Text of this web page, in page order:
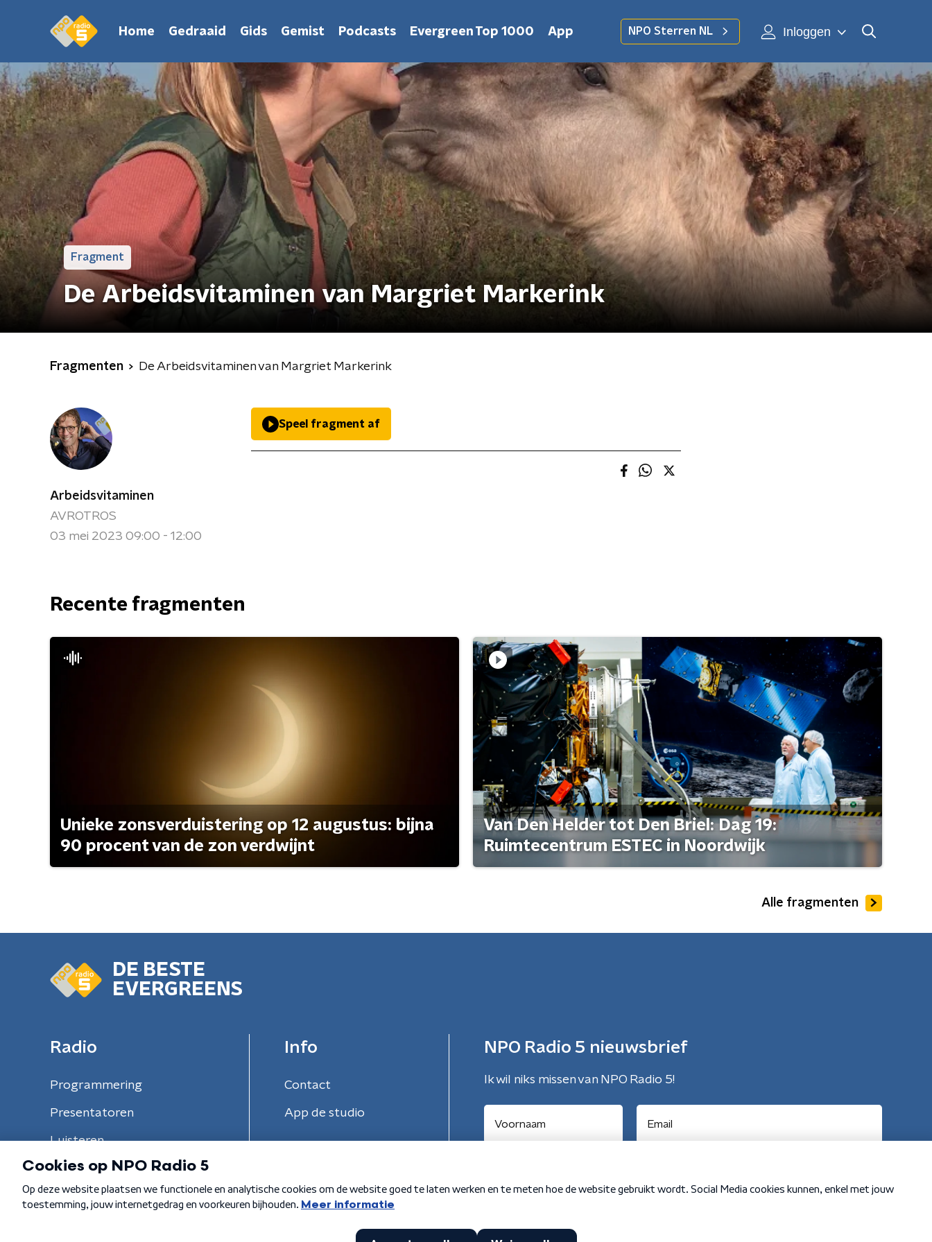
Home Gedraaid Gids Gemist Podcasts Evergreen Top 1000 App NPO Sterren NL Inloggen
Fragment
De Arbeidsvitaminen van Margriet Markerink
Fragmenten De Arbeidsvitaminen van Margriet Markerink
Arbeidsvitaminen
AVROTROS
03 mei 2023 09:00 - 12:00
Speel fragment af
Recente fragmenten
Unieke zonsverduistering op 12 augustus: bijna
90 procent van de zon verdwijnt
Van Den Helder tot Den Briel: Dag 19:
Ruimtecentrum ESTEC in Noordwijk
Alle fragmenten
DE BESTE
EVERGREENS
Radio
Programmering
Presentatoren
Luisteren
Info
Contact
App de studio
NPO Radio 5 nieuwsbrief
Ik wil niks missen van NPO Radio 5!
Algemene voorwaarden Privacybeleid